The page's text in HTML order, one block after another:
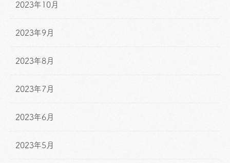
2023年10月
2023年9月
2023年8月
2023年7月
2023年6月
2023年5月